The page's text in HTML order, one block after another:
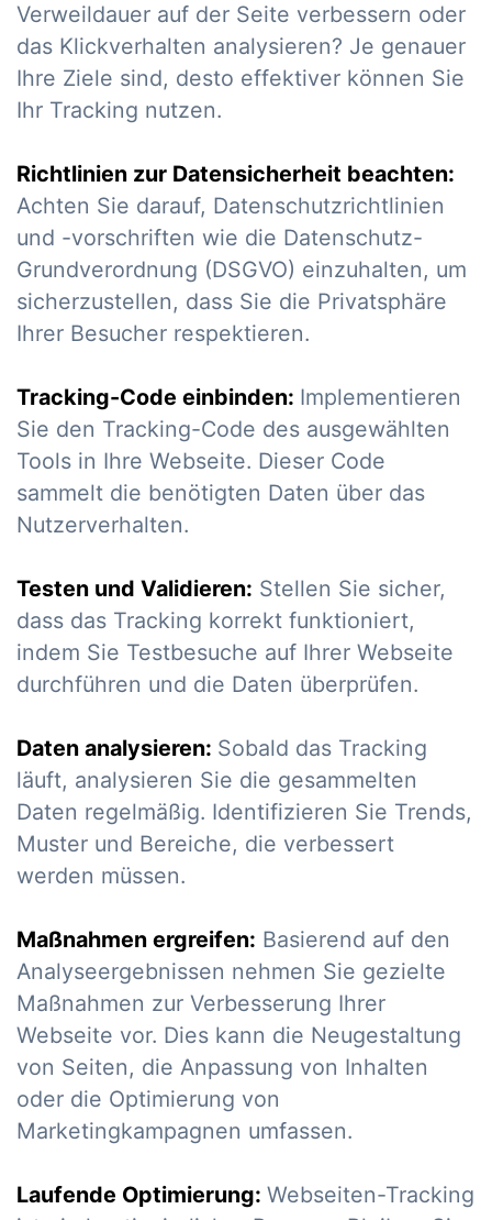
Verweildauer auf der Seite verbessern oder
das Klickverhalten analysieren? Je genauer
Ihre Ziele sind, desto effektiver können Sie
Ihr Tracking nutzen.
Richtlinien zur Datensicherheit beachten:
Achten Sie darauf, Datenschutzrichtlinien
und -vorschriften wie die Datenschutz-
Grundverordnung (DSGVO) einzuhalten, um
sicherzustellen, dass Sie die Privatsphäre
Ihrer Besucher respektieren.
Tracking-Code einbinden: Implementieren
Sie den Tracking-Code des ausgewählten
Tools in Ihre Webseite. Dieser Code
sammelt die benötigten Daten über das
Nutzerverhalten.
Testen und Validieren: Stellen Sie sicher,
dass das Tracking korrekt funktioniert,
indem Sie Testbesuche auf Ihrer Webseite
durchführen und die Daten überprüfen.
Daten analysieren: Sobald das Tracking
läuft, analysieren Sie die gesammelten
Daten regelmäßig. Identifizieren Sie Trends,
Muster und Bereiche, die verbessert
werden müssen.
Maßnahmen ergreifen: Basierend auf den
Analyseergebnissen nehmen Sie gezielte
Maßnahmen zur Verbesserung Ihrer
Webseite vor. Dies kann die Neugestaltung
von Seiten, die Anpassung von Inhalten
oder die Optimierung von
Marketingkampagnen umfassen.
Laufende Optimierung: Webseiten-Tracking